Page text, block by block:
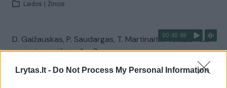
Lrytas.lt - Do Not Process My Personal Information
Laidos Žinios
00:40:48
D. Gaižauskas, P. Saudargas, T. Martinaitis: valdžia mus
nuramino ar išgąsdino?
Laidos | 24/7